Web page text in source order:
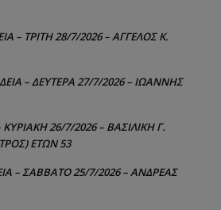
– ΤΡΙΤΗ 28/7/2026 – ΑΓΓΕΛΟΣ Κ.
– ΔΕΥΤΕΡΑ 27/7/2026 – ΙΩΑΝΝΗΣ
ΚΥΡΙΑΚΗ 26/7/2026 – ΒΑΣΙΛΙΚΗ Γ.
ΕΤΩΝ 53
– ΣΑΒΒΑΤΟ 25/7/2026 – ΑΝΔΡΕΑΣ